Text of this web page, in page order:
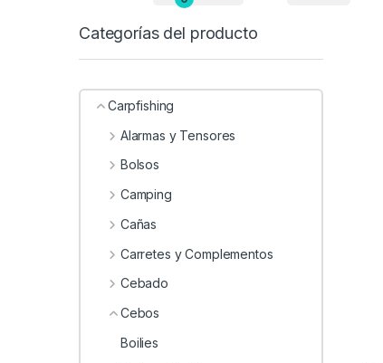
Categorías del producto
Carpfishing
Alarmas y Tensores
Bolsos
Camping
Cañas
Carretes y Complementos
Cebado
Cebos
Boilies